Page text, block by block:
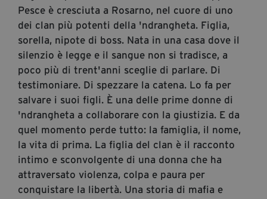
Pesce è cresciuta a Rosarno, nel cuore di uno
dei clan più potenti della 'ndrangheta. Figlia,
sorella, nipote di boss. Nata in una casa dove il
silenzio è leg­ge e il sangue non si tradisce, a
poco più di trent'anni sceglie di parlare. Di
testimoniare. Di spezzare la catena. Lo fa per
salvare i suoi figli. È una delle prime donne di
'ndrangheta a collaborare con la giustizia. E da
quel momento perde tutto: la famiglia, il nome,
la vita di prima. La figlia del clan è il racconto
intimo e sconvolgente di una donna che ha
attraversato violenza, colpa e paura per
conquistare la libertà. Una storia di mafia e